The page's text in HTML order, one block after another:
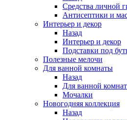
Средства личной
Антисептики и
Интерьер и декор
Назад
Интерьер и декор
Подставки под
Полезные мелочи
Для ванной комнаты
Назад
Для ванной
Мочалки
Новогодняя коллекция
Назад